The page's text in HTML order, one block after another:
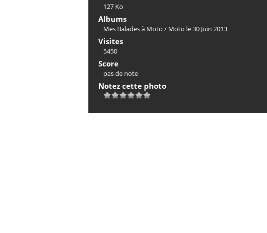
127 Ko
Albums
Mes Balades à Moto / Moto le 30 Juin 2013
Visites
5450
Score
pas de note
Notez cette photo